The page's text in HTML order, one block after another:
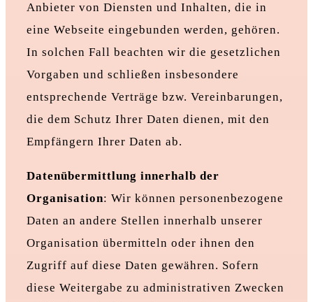
Anbieter von Diensten und Inhalten, die in
eine Webseite eingebunden werden, gehören.
In solchen Fall beachten wir die gesetzlichen
Vorgaben und schließen insbesondere
entsprechende Verträge bzw. Vereinbarungen,
die dem Schutz Ihrer Daten dienen, mit den
Empfängern Ihrer Daten ab.
Datenübermittlung innerhalb der
Organisation: Wir können personenbezogene
Daten an andere Stellen innerhalb unserer
Organisation übermitteln oder ihnen den
Zugriff auf diese Daten gewähren. Sofern
diese Weitergabe zu administrativen Zwecken